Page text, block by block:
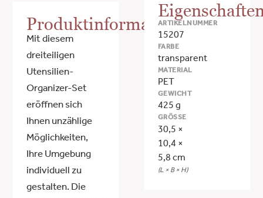
Produktinformationen
Mit diesem
dreiteiligen
Utensilien-
Organizer-Set
eröffnen sich
Ihnen unzählige
Möglichkeiten,
Ihre Umgebung
individuell zu
gestalten. Die
ARTIKELNUMMER
15207
FARBE
transparent
MATERIAL
PET
GEWICHT
425 g
GRÖSSE
30,5 ×
10,4 ×
5,8 cm
(L × B × H)